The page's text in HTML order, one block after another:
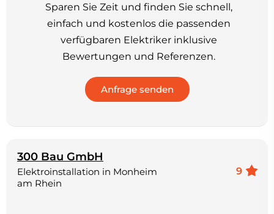
Sparen Sie Zeit und finden Sie schnell,
einfach und kostenlos die passenden
verfügbaren Elektriker inklusive
Bewertungen und Referenzen.
300 Bau GmbH
9
Elektroinstallation in Monheim
am Rhein